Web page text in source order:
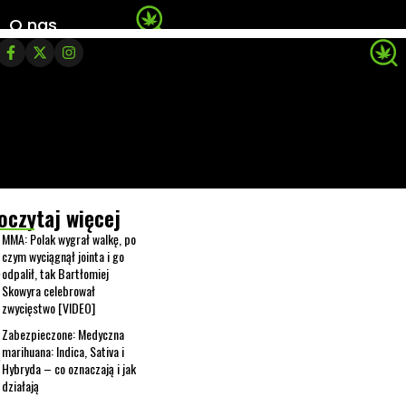
O nas
więcej
MMA: Polak wygrał walkę, po
czym wyciągnął jointa i go
odpalił, tak Bartłomiej
Skowyra celebrował
zwycięstwo [VIDEO]
Zabezpieczone: Medyczna
marihuana: Indica, Sativa i
Hybryda – co oznaczają i jak
działają